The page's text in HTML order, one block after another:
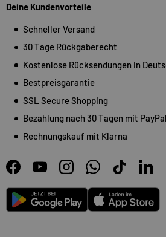
Deine Kundenvorteile
Schneller Versand
30 Tage Rückgaberecht
Kostenlose Rücksendungen in
Bestpreisgarantie
SSL Secure Shopping
Bezahlung nach 30 Tagen mit PayPal
Rechnungskauf mit Klarna
FacebookYouTubeInstagramWhatsAppTikTok
Android App Store